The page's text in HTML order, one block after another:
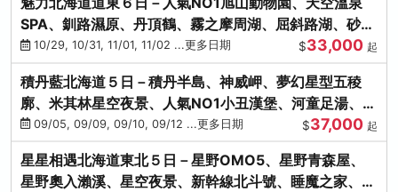
SPA、釧路濕原、丹頂鶴、霧之摩周湖、屈斜路湖、砂湯
體驗10/29, 10/31, 11/01, 11/02 ...更多日期 $33,000 起
積丹藍北海道５日－積丹半島、神威岬、夢幻星型五稜
廓、米其林星空夜景、人氣NO1小丑漢堡、河童足湯、奇
幻燈遊步道、璀璨溪谷
09/05, 09/09, 09/10, 09/12 ...更多日期 $37,000 起
星星相遇北海道東北５日－星野OMO5、星野青森屋、
星野奧入瀨溪、星空夜景、新幹線北斗號、睡魔之家、十